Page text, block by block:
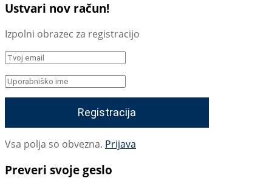
Ustvari nov račun!
Izpolni obrazec za registracijo
Vsa polja so obvezna. Prijava
Preveri svoje geslo